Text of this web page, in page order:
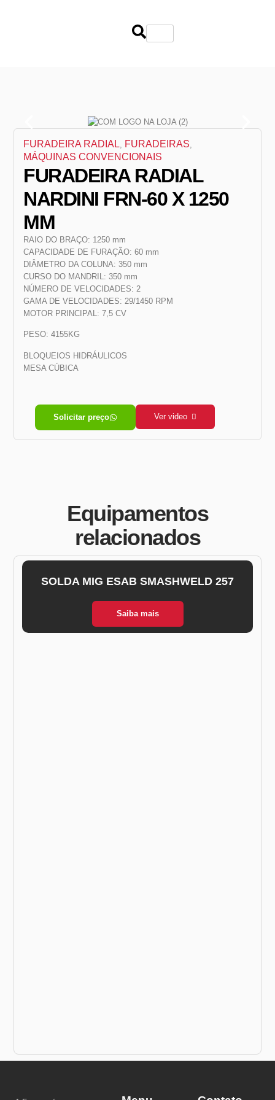
FURADEIRA RADIAL, FURADEIRAS,
MÁQUINAS CONVENCIONAIS
FURADEIRA RADIAL
NARDINI FRN-60 X 1250
MM
RAIO DO BRAÇO: 1250 mm
CAPACIDADE DE FURAÇÃO: 60 mm
DIÂMETRO DA COLUNA: 350 mm
CURSO DO MANDRIL: 350 mm
NÚMERO DE VELOCIDADES: 2
GAMA DE VELOCIDADES: 29/1450 RPM
MOTOR PRINCIPAL: 7,5 CV
PESO: 4155KG
BLOQUEIOS HIDRÁULICOS
MESA CÚBICA
Solicitar preço Ver video
Equipamentos
relacionados
SOLDA MIG ESAB SMASHWELD 257
Saiba mais